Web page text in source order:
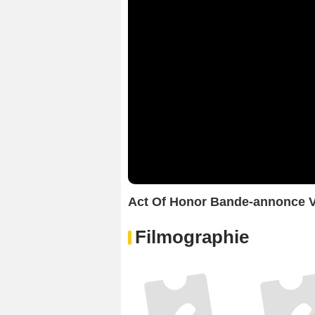
Act Of Honor Bande-annonce
Filmographie